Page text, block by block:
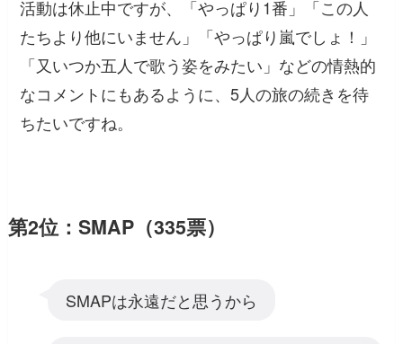
活動は休止中ですが、「やっぱり1番」「この人
たちより他にいません」「やっぱり嵐でしょ！」
「又いつか五人で歌う姿をみたい」などの情熱的
なコメントにもあるように、5人の旅の続きを待
ちたいですね。
第2位：SMAP（335票）
SMAPは永遠だと思うから